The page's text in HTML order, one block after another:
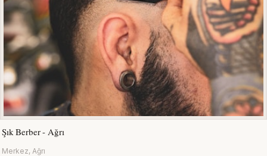
Şık Berber - Ağrı
Merkez, Ağrı